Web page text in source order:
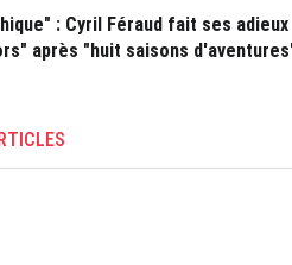
: Cyril Féraud fait ses adieux
après "huit saisons